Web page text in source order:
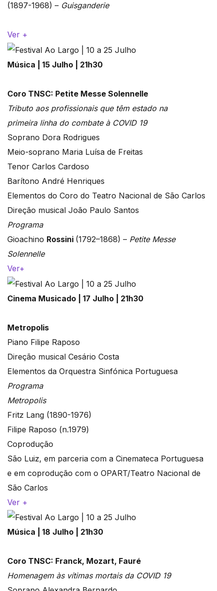
(1897-1968) – Guisganderie
Ver +
Música | 15 Julho | 21h30
Coro TNSC: Petite Messe Solennelle
Tributo aos profissionais que têm estado na
primeira linha do combate à COVID 19
Soprano Dora Rodrigues
Meio-soprano Maria Luísa de Freitas
Tenor Carlos Cardoso
Barítono André Henriques
Elementos do Coro do Teatro Nacional de São Carlos
Direção musical João Paulo Santos
Programa
Gioachino Rossini (1792–1868) – Petite Messe
Solennelle
Ver+
Cinema Musicado | 17 Julho | 21h30
Metropolis
Piano Filipe Raposo
Direção musical Cesário Costa
Elementos da Orquestra Sinfónica Portuguesa
Programa
Metropolis
Fritz Lang (1890-1976)
Filipe Raposo (n.1979)
Coprodução
São Luiz, em parceria com a Cinemateca Portuguesa
e em coprodução com o OPART/Teatro Nacional de
São Carlos
Ver +
Música | 18 Julho | 21h30
Coro TNSC: Franck, Mozart, Fauré
Homenagem às vítimas mortais da COVID 19